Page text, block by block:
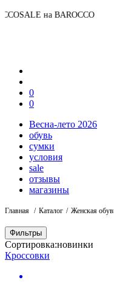
на BAROCCO
0
0
Весна-лето 2026
обувь
сумки
условия
sale
отзывы
магазины
Главная Каталог Женская
Фильтры
Сортировка:новинки
Кроссовки